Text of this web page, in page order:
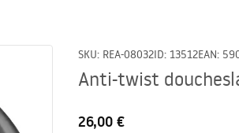
SKU: REA-08032ID: 13512EAN:
Anti-twist
26,00 €